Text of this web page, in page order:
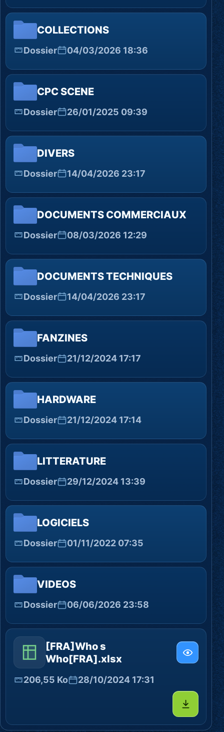
COLLECTIONS
Dossier 04/03/2026 18:36
CPC SCENE
Dossier 26/01/2025 09:39
DIVERS
Dossier 14/04/2026 23:17
DOCUMENTS COMMERCIAUX
Dossier 08/03/2026 12:29
DOCUMENTS TECHNIQUES
Dossier 14/04/2026 23:17
FANZINES
Dossier 21/12/2024 17:17
HARDWARE
Dossier 21/12/2024 17:14
LITTERATURE
Dossier 29/12/2024 13:39
LOGICIELS
Dossier 01/11/2022 07:35
VIDEOS
Dossier 06/06/2026 23:58
[FRA]Who s
Who[FRA].xlsx
206,55 Ko 28/10/2024 17:31